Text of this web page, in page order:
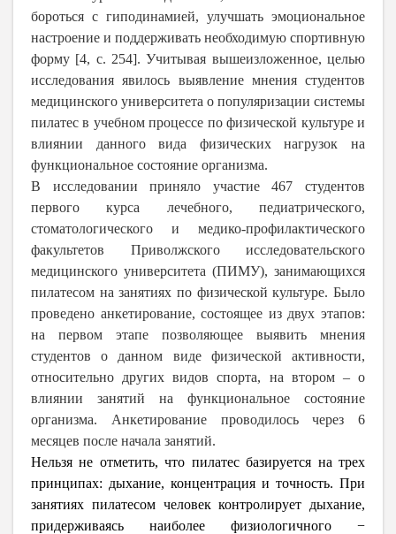
бороться с гиподинамией, улучшать эмоциональное
настроение и поддерживать необходимую спортивную
форму [4, с. 254]. Учитывая вышеизложенное, целью
исследования явилось выявление мнения студентов
медицинского университета о популяризации системы
пилатес в учебном процессе по физической культуре и
влиянии данного вида физических нагрузок на
функциональное состояние организма.
В исследовании приняло участие 467 студентов
первого курса лечебного, педиатрического,
стоматологического и медико-профилактического
факультетов Приволжского исследовательского
медицинского университета (ПИМУ), занимающихся
пилатесом на занятиях по физической культуре. Было
проведено анкетирование, состоящее из двух этапов:
на первом этапе позволяющее выявить мнения
студентов о данном виде физической активности,
относительно других видов спорта, на втором – о
влиянии занятий на функциональное состояние
организма. Анкетирование проводилось через 6
месяцев после начала занятий.
Нельзя не отметить, что пилатес базируется на трех
принципах: дыхание, концентрация и точность. При
занятиях пилатесом человек контролирует дыхание,
придерживаясь наиболее физиологичного −